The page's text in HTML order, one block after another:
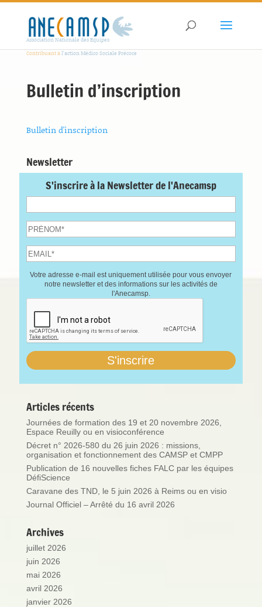
Association Nationale des Equipes
Contribuant àl'action Médico Sociale Précoce
Bulletin d’inscription
Bulletin d'inscription
Newsletter
S'inscrire à la Newsletter de l'Anecamsp
Votre adresse e-mail est uniquement utilisée pour vous envoyer
notre newsletter et des informations sur les activités de
l'Anecamsp.
Articles récents
Journées de formation des 19 et 20 novembre 2026,
Espace Reuilly ou en visioconférence
Décret n° 2026-580 du 26 juin 2026 : missions,
organisation et fonctionnement des CAMSP et CMPP
Publication de 16 nouvelles fiches FALC par les équipes
DéfiScience
Caravane des TND, le 5 juin 2026 à Reims ou en visio
Journal Officiel – Arrêté du 16 avril 2026
Archives
juillet 2026
juin 2026
mai 2026
avril 2026
janvier 2026